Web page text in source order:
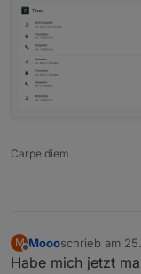
Carpe diem
M
Offline
Moooschrieb am
zuletzt
Habe mich jetzt